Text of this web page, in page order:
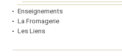
Enseignements
La Fromagerie
Les Liens